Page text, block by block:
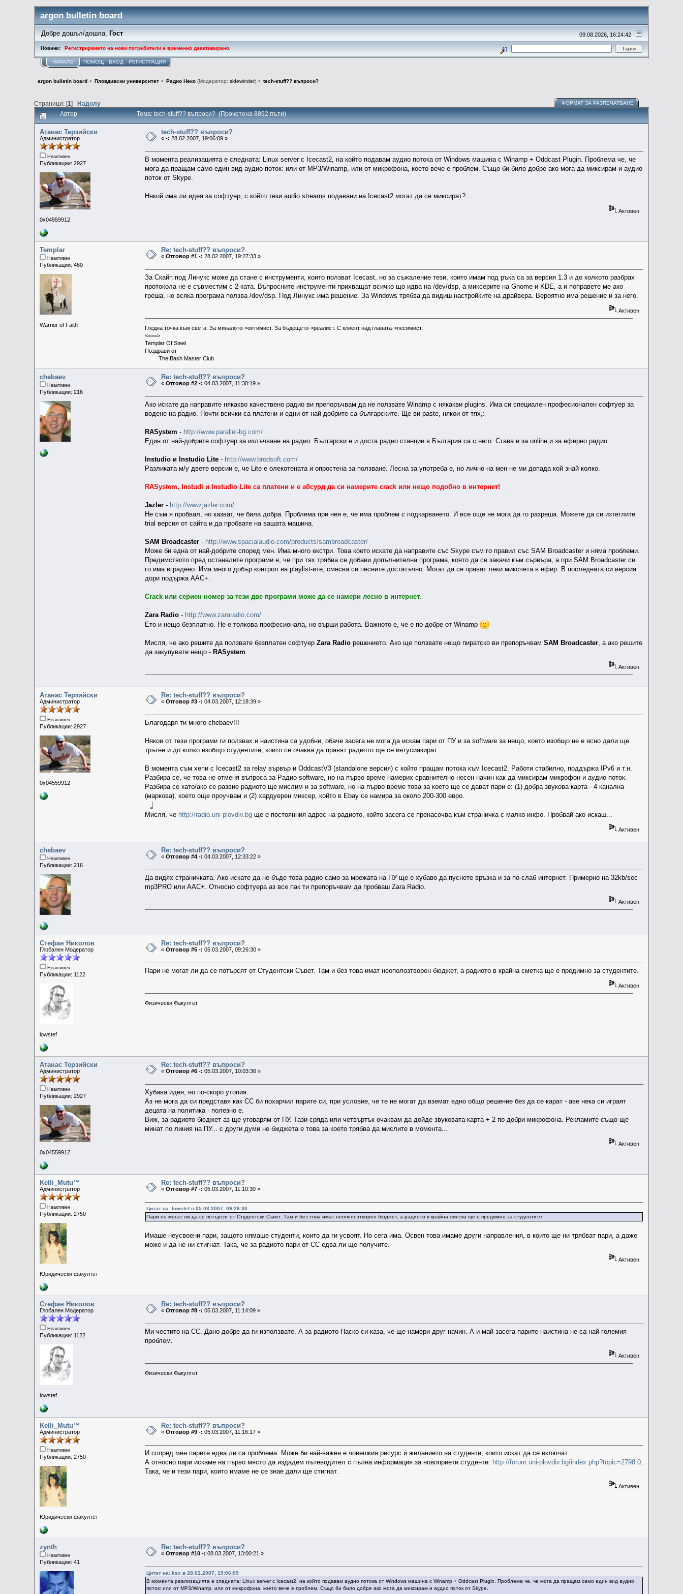
argon bulletin board
09.08.2026, 16:24:42
Добре дошъл/дошла, Гост
Новини: Регистрирането на нови потребители е временно деактивирано.
НАЧАЛО ПОМОЩ ВХОД РЕГИСТРАЦИЯ
argon bulletin board> Пловдивски университет> Радио Неко(Модератор: sidewinder) > tech-stuff?? въпроси?
Страници: [1]Надолу ФОРМАТ ЗА РАЗПЕЧАТВАНЕ
Автор Тема: tech-stuff?? въпроси? (Прочетена 8892 пъти)
Атанас Терзийски
Администратор
Неактивен
Публикации: 2927
0x04559912
tech-stuff?? въпроси?
«-: 28.02.2007, 19:06:09 »
В момента реализацията е следната: Linux server с Icecast2, на който подавам аудио потока от Windows машина с Winamp + Oddcast Plugin. Проблема че, че
мога да пращам само един вид аудио поток: или от MP3/Winamp, или от микрофона, което вече е проблем. Също би било добре ако мога да миксирам и аудио
поток от Skype.
Някой има ли идея за софтуер, с който тези audio streams подавани на Icecast2 могат да се миксират?...
Активен
Templar
Неактивен
Публикации: 460
Warrior of Faith
Re: tech-stuff?? въпроси?
«Отговор #1 -: 28.02.2007, 19:27:33 »
За Скайп под Линукс може да стане с инструменти, които ползват Icecast, но за съжаление тези, които имам под ръка са за версия 1.3 и до колкото разбрах
протокола не е съвместим с 2-ката. Въпросните инструменти прихващат всичко що идва на /dev/dsp, а миксерите на Gnome и KDE, а и поправете ме ако
греша, но всяка програма ползва /dev/dsp. Под Линукс има решение. За Windows трябва да видиш настройките на драйвера. Вероятно има решение и за него.
Активен
Гледна точка към света: За миналото->оптимист. За бъдещето->реалист. С клиент над главата->песимист.
<===>
Templar Of Steel
Поздрави от
The Bash Master Club
chebaev
Неактивен
Публикации: 216
Re: tech-stuff?? въпроси?
«Отговор #2 -: 04.03.2007, 11:30:19 »
Ако искате да направите някакво качествено радио ви препоръчвам да не ползвате Winamp с някакви plugins. Има си специален професионален софтуер за
водене на радио. Почти всички са платени и едни от най-добрите са българските. Ще ви paste, някои от тях,:
RASystem - http://www.parallel-bg.com/
Един от най-добрите софтуер за излъчване на радио. Български е и доста радио станции в България са с него. Става и за online и за ефирно радио.
Instudio и Instudio Lite- http://www.brodsoft.com/
Разликата м/у двете версии е, че Lite е олекотената и опростена за ползване. Лесна за употреба е, но лично на мен не ми допада кой знай колко.
RASystem, Instudi и Instudio Lite са платени и е абсурд да си намерите crack или нещо подобно в интернет!
Jazler- http://www.jazler.com/
Не съм я пробвал, но казват, че била добра. Проблема при нея е, че има проблем с подкарването. И все още не мога да го разреша. Можете да си изтеглите
trial версия от сайта и да пробвате на вашата машина.
SAM Broadcaster- http://www.spacialaudio.com/products/sambroadcaster/
Може би една от най-добрите според мен. Има много екстри. Това което искате да направите със Skype съм го правил със SAM Broadcaster и няма проблеми.
Предимството пред останалите програми е, че при тях трябва се добави допълнителна програма, която да се закачи към сървъра, а при SAM Broadcaster си
го има вградено. Има много добър контрол на playlist-ите, смесва си песните достатъчно. Могат да се правят леки миксчета в ефир. В последната си версия
дори подържа AAC+.
Crack или сериен номер за тези две програми може да се намери лесно в интернет.
Zara Radio- http://www.zararadio.com/
Ето и нещо безплатно. Не е толкова професионала, но върши работа. Важното е, че е по-добре от Winamp
Мисля, че ако решите да ползвате безплатен софтуер Zara Radioрешението. Ако ще ползвате нещо пиратско ви препоръчвам SAM Broadcaster, а ако решите
да закупувате нещо - RASystem
Активен
Атанас Терзийски
Администратор
Неактивен
Публикации: 2927
0x04559912
Re: tech-stuff?? въпроси?
«Отговор #3 -: 04.03.2007, 12:18:39 »
Благодаря ти много chebaev!!!
Някои от тези програми ги ползвах и наистина са удобни, обаче засега не мога да искам пари от ПУ и за software за нещо, което изобщо не е ясно дали ще
тръгне и до колко изобщо студентите, които се очаква да правят радиото ще се интусиазират.
В момента съм хепи с Icecast2 за relay вървър и OddcastV3 (standalone версия) с който пращам потока към Icecast2. Работи стабилно, поддържа IPv6 и т.н.
Разбира се, че това не отменя въпроса за Радио-software, но на първо време намерих сравнително несен начин как да миксирам микрофон и аудио поток.
Разбира се като/ако се развие радиото ще мислим и за software, но на първо време това за което ще се дават пари е: (1) добра звукова карта - 4 канална
(маркова), което още проучвам и (2) хардуерен миксер, който в Ebay се намира за около 200-300 евро.
Мисля, че http://radio.uni-plovdiv.bgще е постоянния адрес на радиото, който засега се пренасочва към страничка с малко инфо. Пробвай ако искаш...
Активен
chebaev
Неактивен
Публикации: 216
Re: tech-stuff?? въпроси?
«Отговор #4 -: 04.03.2007, 12:33:22 »
Да видях страничката. Ако искате да не бъде това радио само за мрежата на ПУ ще е хубаво да пуснете връзка и за по-слаб интернет. Примерно на 32kb/sec
mp3PRO или AAC+. Относно софтуера аз все пак ти препоръчвам да пробваш Zara Radio.
Активен
Стефан Николов
Глобален Модератор
Неактивен
Публикации: 1122
lowstef
Re: tech-stuff?? въпроси?
«Отговор #5 -: 05.03.2007, 09:26:30 »
Пари не могат ли да се потърсят от Студентски Съвет. Там и без това имат неополозтворен бюджет, а радиото в крайна сметка ще е предимно за студентите.
Активен
Физически Факултет
Атанас Терзийски
Администратор
Неактивен
Публикации: 2927
0x04559912
Re: tech-stuff?? въпроси?
«Отговор #6 -: 05.03.2007, 10:03:36 »
Хубава идея, но по-скоро утопия.
Аз не мога да си представя как СС би похарчил парите си, при условие, че те не могат да вземат едно общо решение без да се карат - аве нека си играят
децата на политика - полезно е.
Виж, за радиото бюджет аз ще уговарям от ПУ. Тази сряда или четвъртък очаквам да дойде звуковата карта + 2 по-добри микрофона. Рекламите също ще
минат по линия на ПУ... с други думи не бжджета е това за което трябва да мислите в момента...
Активен
Kelli_Mutu™
Администратор
Неактивен
Публикации: 2750
Юридически факултет
Re: tech-stuff?? въпроси?
«Отговор #7 -: 05.03.2007, 11:10:30 »
Цитат на: lowstef в 05.03.2007, 09:26:30
Пари не могат ли да се потърсят от Студентски Съвет. Там и без това имат неополозтворен бюджет, а радиото в крайна сметка ще е предимно за студентите.
Имаше неусвоени пари, защото нямаше студенти, които да ги усвоят. Но сега има. Освен това имаме други направления, в които ще ни трябват пари, а даже
може и да не ни стигнат. Така, че за радиото пари от СС едва ли ще получите.
Активен
Стефан Николов
Глобален Модератор
Неактивен
Публикации: 1122
lowstef
Re: tech-stuff?? въпроси?
«Отговор #8 -: 05.03.2007, 11:14:09 »
Ми честито на СС. Дано добре да ги използвате. А за радиото Наско си каза, че ще намери друг начин. А и май засега парите наистина не са най-големия
проблем.
Активен
Физически Факултет
Kelli_Mutu™
Администратор
Неактивен
Публикации: 2750
Юридически факултет
Re: tech-stuff?? въпроси?
«Отговор #9 -: 05.03.2007, 11:16:17 »
И според мен парите едва ли са проблема. Може би най-важен е човешкия ресурс и желанието на студенти, които искат да се включат.
А относно пари искаме на първо място да издадем пътеводител с пълна информация за новоприети студенти: http://forum.uni-plovdiv.bg/index.php?topic=2798.0.
Така, че и тези пари, които имаме не се знае дали ще стигнат.
Активен
zynth
Неактивен
Публикации: 41
Re: tech-stuff?? въпроси?
«Отговор #10 -: 08.03.2007, 13:00:21 »
Цитат на: ksx в 28.02.2007, 19:06:09
В момента реализацията е следната: Linux server с Icecast2, на който подавам аудио потока от Windows машина с Winamp + Oddcast Plugin. Проблема че, че мога да пращам само един вид аудио
поток: или от MP3/Winamp, или от микрофона, което вече е проблем. Също би било добре ако мога да миксирам и аудио поток от Skype.